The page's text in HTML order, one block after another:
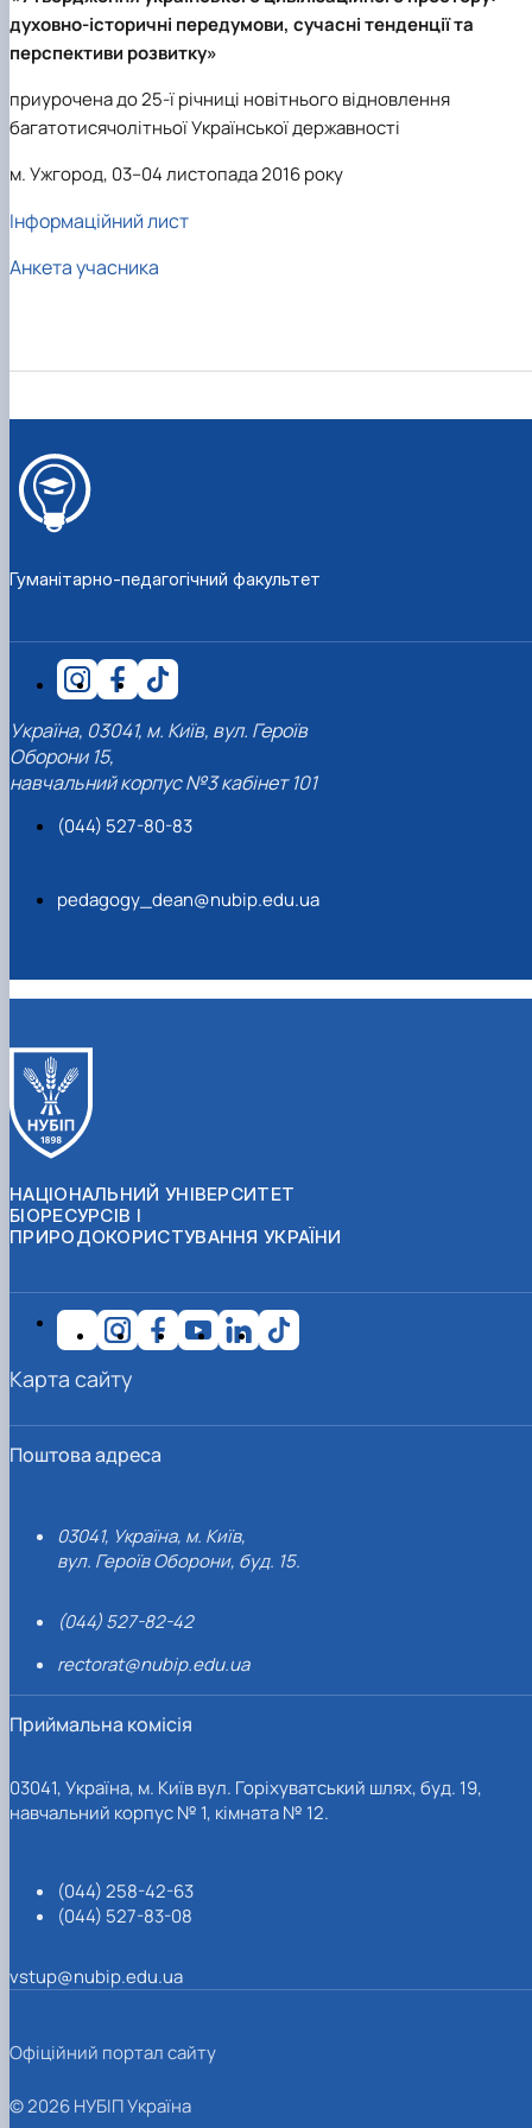
Кафедра англійської філології
Кафедра фізичної культури і спорту
Кафедра філософії та міжнародної
комунікації
Кафедра психології
Кафедра культурології
духовно-історичні передумови, сучасні тенденції та
перспективи розвитку»
приурочена до 25-ї річниці новітнього відновлення
багатотисячолітньої Української державності
м. Ужгород, 03–04 листопада 2016 року
Інформаційний лист
Анкета учасника
Гуманітарно-педагогічний факультет
Україна, 03041, м. Київ, вул. Героїв
Оборони 15,
навчальний корпус №3 кабінет 101
(044) 527-80-83
pedagogy_dean@nubip.edu.ua
НАЦІОНАЛЬНИЙ УНІВЕРСИТЕТ
БІОРЕСУРСІВ І
ПРИРОДОКОРИСТУВАННЯ УКРАЇНИ
Поштова адреса
03041, Україна, м. Київ,
вул. Героїв Оборони, буд. 15.
(044) 527-82-42
rectorat@nubip.edu.ua
Приймальна комісія
03041, Україна, м. Київ вул. Горіхуватський шлях, буд. 19,
навчальний корпус № 1, кімната № 12.
(044) 258-42-63
(044) 527-83-08
vstup@nubip.edu.ua
Карта сайту
Офіційний портал сайту
© 2026 НУБІП Україна